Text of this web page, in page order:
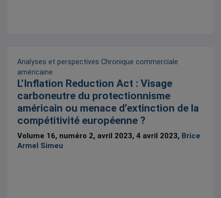
Analyses et perspectives Chronique commerciale
américaine
L’Inflation Reduction Act : Visage
carboneutre du protectionnisme
américain ou menace d’extinction de la
compétitivité européenne ?
Volume 16, numéro 2, avril 2023, 4 avril 2023, Brice
Armel Simeu